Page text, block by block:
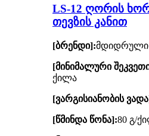
LS-12 ღორის
თევზის კანით
[ბრენდი]:მდიდრული
[მინიმალური
ქილა
[ვარგისიანობის
[წმინდა წონა]:80 გ/